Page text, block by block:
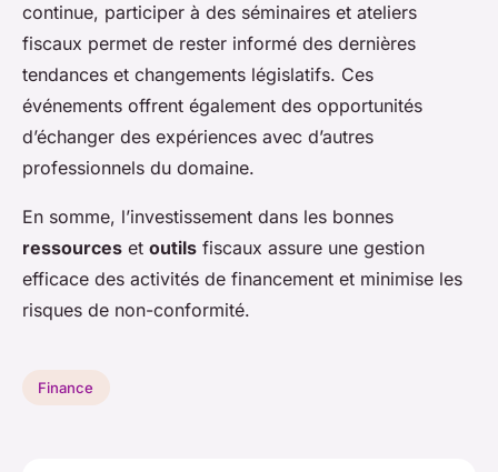
continue, participer à des séminaires et ateliers
fiscaux permet de rester informé des dernières
tendances et changements législatifs. Ces
événements offrent également des opportunités
d’échanger des expériences avec d’autres
professionnels du domaine.
En somme, l’investissement dans les bonnes
ressources et outils fiscaux assure une gestion
efficace des activités de financement et minimise les
risques de non-conformité.
Finance